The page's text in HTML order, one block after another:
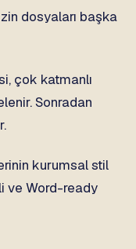
dosyaları başka
çok katmanlı
Sonradan
kurumsal stil
ve Word-ready